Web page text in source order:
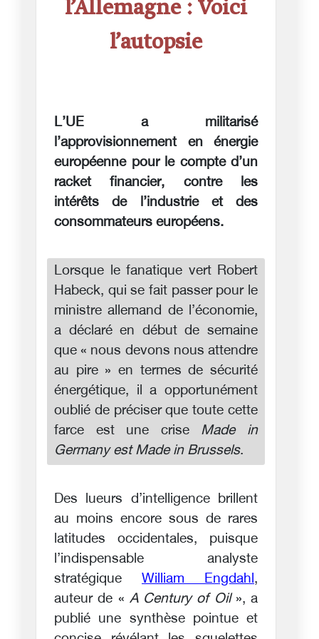
l’Allemagne : Voici
l’autopsie
L’UE a militarisé
l’approvisionnement en énergie
européenne pour le compte d’un
racket financier, contre les
intérêts de l’industrie et des
consommateurs européens.
Lorsque le fanatique vert Robert
Habeck, qui se fait passer pour le
ministre allemand de l’économie,
a déclaré en début de semaine
que « nous devons nous attendre
au pire » en termes de sécurité
énergétique, il a opportunément
oublié de préciser que toute cette
farce est une crise Made in
Germany est Made in Brussels.
Des lueurs d’intelligence brillent
au moins encore sous de rares
latitudes occidentales, puisque
l’indispensable analyste
stratégique William Engdahl,
auteur de « A Century of Oil», a
publié une synthèse pointue et